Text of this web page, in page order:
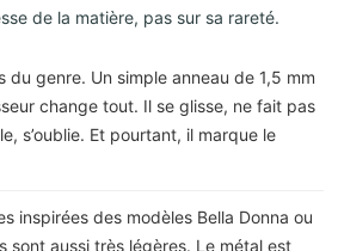
de la matière, pas sur sa rareté.
du genre. Un simple anneau de 1,5 mm
change tout. Il se glisse, ne fait pas
s’oublie. Et pourtant, il marque le
inspirées des modèles Bella Donna ou
sont aussi très légères. Le métal est